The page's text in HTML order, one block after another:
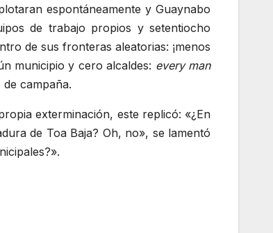
espontáneamente y Guaynabo
de trabajo propios y setentiocho
de sus fronteras aleatorias: ¡menos
municipio y cero alcaldes: every man
campaña.
exterminación, este replicó: «¿En
de Toa Baja? Oh, no», se lamentó